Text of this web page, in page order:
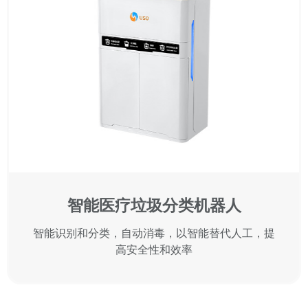
智能医疗垃圾分类机器人
智能识别和分类，自动消毒，以智能替代人工，提
高安全性和效率